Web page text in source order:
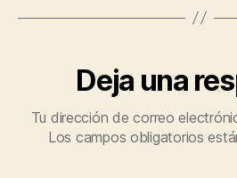
Deja una
Tu dirección de correo
Los campos obligatorios